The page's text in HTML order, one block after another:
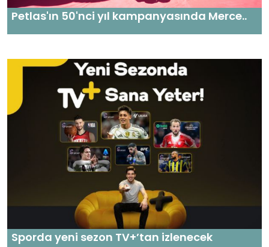
Petlas'ın 50'nci yıl kampanyasında Merce..
Sporda yeni sezon TV+’tan izlenecek